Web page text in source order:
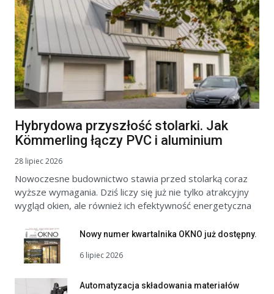
Hybrydowa przyszłość stolarki. Jak
Kömmerling łączy PVC i aluminium
28 lipiec 2026
Nowoczesne budownictwo stawia przed stolarką coraz
wyższe wymagania. Dziś liczy się już nie tylko atrakcyjny
wygląd okien, ale również ich efektywność energetyczna
Nowy numer kwartalnika OKNO już dostępny.
6 lipiec 2026
Automatyzacja składowania materiałów